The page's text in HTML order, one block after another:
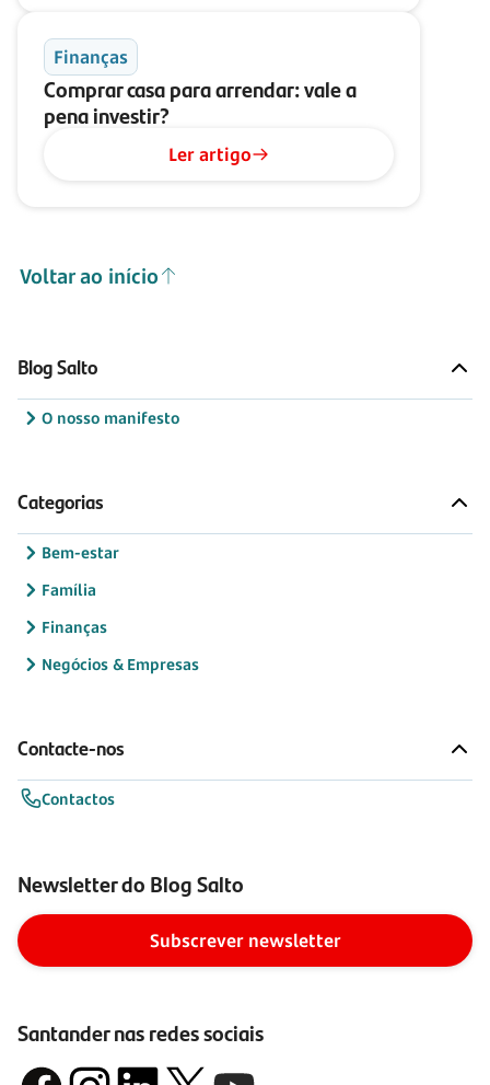
Finanças
Comprar casa para arrendar: vale a
pena investir?
Ler artigo
Voltar ao início
Blog Salto
O nosso manifesto
Categorias
Bem-estar
Família
Finanças
Negócios & Empresas
Contacte-nos
Contactos
Newsletter do Blog Salto
Subscrever newsletter
Santander nas redes sociais